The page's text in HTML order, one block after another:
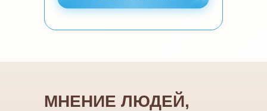
Листайте влево
МНЕНИЕ ЛЮДЕЙ,